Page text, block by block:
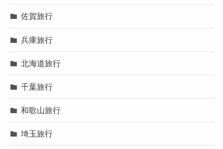
佐賀旅行
兵庫旅行
北海道旅行
千葉旅行
和歌山旅行
埼玉旅行